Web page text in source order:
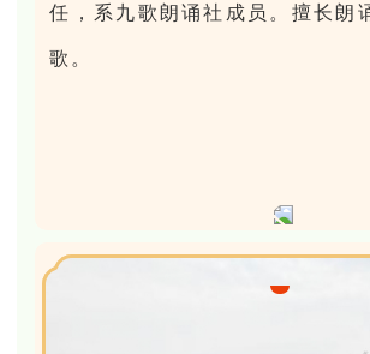
任，系九歌朗诵社成员。擅长朗
歌。